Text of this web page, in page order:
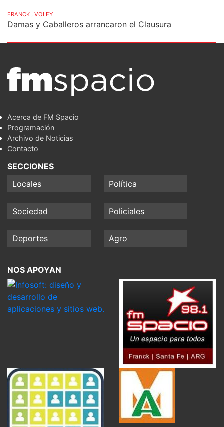
FRANCK VOLEY
Damas y Caballeros arrancaron el Clausura
Acerca de FM Spacio
Programación
Archivo de Noticias
Contacto
SECCIONES
Locales
Política
Sociedad Policiales
Deportes Agro
NOS APOYAN